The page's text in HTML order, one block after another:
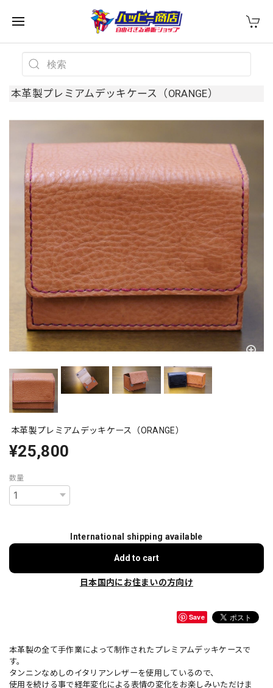
本革製プレミアムデッキケース（ORANGE）
本革製プレミアムデッキケース（ORANGE）
¥25,800
数量
International shipping available
Add to cart
日本国内にお住まいの方向け
Save
本革製の全て手作業によって制作されたプレミアムデッキケースで
す。
タンニンなめしのイタリアンレザーを使用しているので、
使用を続ける事で経年変化による表情の変化をお楽しみいただけま